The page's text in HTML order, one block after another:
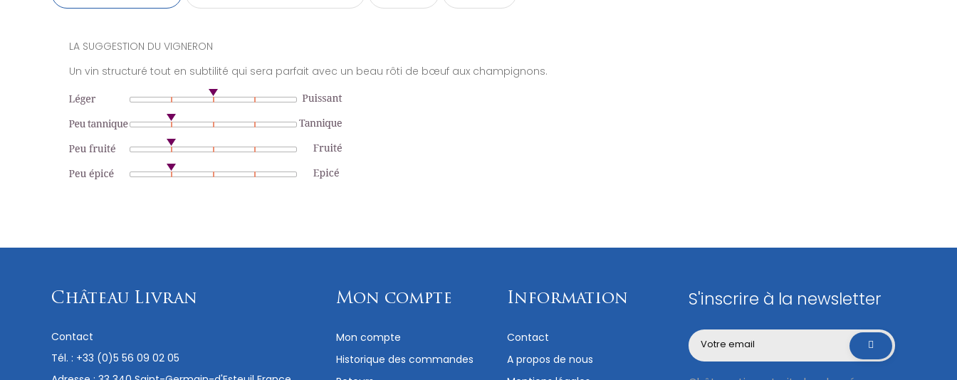
LA SUGGESTION DU VIGNERON
Un vin structuré tout en subtilité qui sera parfait avec un beau rôti de bœuf aux champignons.
Château Livran
Contact
Tél. : +33 (0)5 56 09 02 05
Mon compte
Mon compte
Historique des commandes
Information
Contact
A propos de nous
S'inscrire à la newsletter